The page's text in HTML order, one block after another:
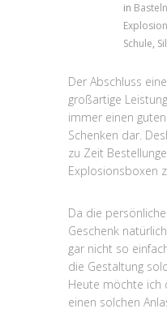
in Basteln
Schule,
Der Abschluss
großartige
immer einen
Schenken dar.
zu Zeit
Explosionsboxen
Da die
Geschenk
gar nicht so
die Gestaltung
Heute möchte ich
einen solchen